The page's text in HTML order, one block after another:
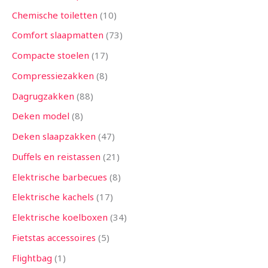
Chemische toiletten 10
Comfort slaapmatten 73
Compacte stoelen 17
Compressiezakken 8
Dagrugzakken 88
Deken model 8
Deken slaapzakken 47
Duffels en reistassen 21
Elektrische barbecues 8
Elektrische kachels 17
Elektrische koelboxen 34
Fietstas accessoires 5
Flightbag 1